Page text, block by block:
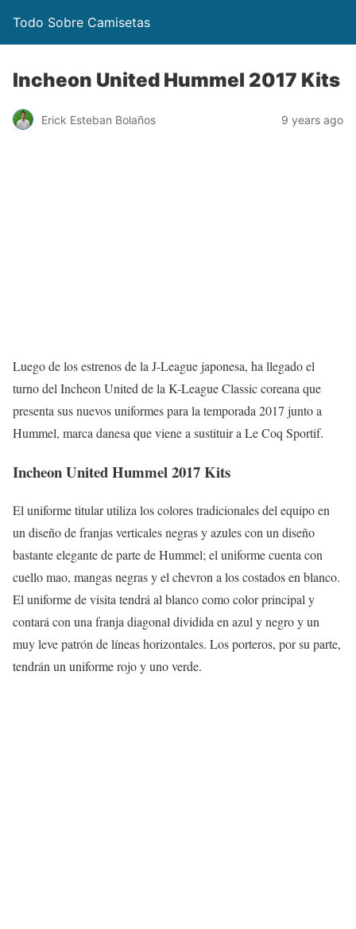
Todo Sobre Camisetas
Incheon United Hummel 2017 Kits
Erick Esteban Bolaños 9 years ago
Luego de los estrenos de la J-League japonesa, ha llegado el
turno del Incheon United de la K-League Classic coreana que
presenta sus nuevos uniformes para la temporada 2017 junto a
Hummel, marca danesa que viene a sustituir a Le Coq Sportif.
Incheon United Hummel 2017 Kits
El uniforme titular utiliza los colores tradicionales del equipo en
un diseño de franjas verticales negras y azules con un diseño
bastante elegante de parte de Hummel; el uniforme cuenta con
cuello mao, mangas negras y el chevron a los costados en blanco.
El uniforme de visita tendrá al blanco como color principal y
contará con una franja diagonal dividida en azul y negro y un
muy leve patrón de líneas horizontales. Los porteros, por su parte,
tendrán un uniforme rojo y uno verde.